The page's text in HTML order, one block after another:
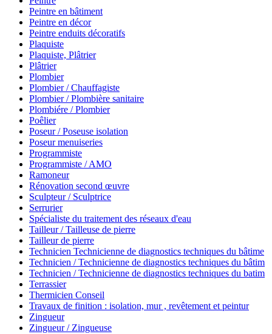
Peintre en bâtiment
Peintre en décor
Peintre enduits décoratifs
Plaquiste
Plaquiste, Plâtrier
Plâtrier
Plombier
Plombier / Chauffagiste
Plombier / Plombière sanitaire
Plombiére / Plombier
Poêlier
Poseur / Poseuse isolation
Poseur menuiseries
Programmiste
Programmiste / AMO
Ramoneur
Rénovation second œuvre
Sculpteur / Sculptrice
Serrurier
Spécialiste du traitement des réseaux d'eau
Tailleur / Tailleuse de pierre
Tailleur de pierre
Technicien Technicienne de diagnostics techniques du bâtime
Technicien / Technicienne de diagnostics techniques du bâtim
Technicien / Technicienne de diagnostics techniques du batim
Terrassier
Thermicien Conseil
Travaux de finition : isolation, mur , revêtement et peintur
Zingueur
Zingueur / Zingueuse